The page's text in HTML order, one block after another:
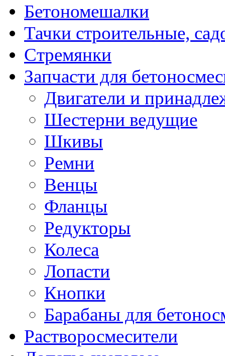
Бетономешалки
Тачки строительные,
Стремянки
Запчасти для
Двигатели и
Шестерни ведущие
Шкивы
Ремни
Венцы
Фланцы
Редукторы
Колеса
Лопасти
Кнопки
Барабаны для
Растворосмесители